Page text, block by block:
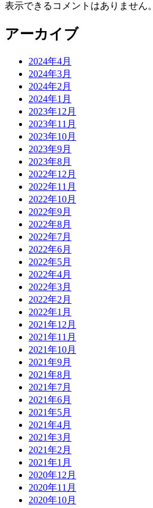
表示できるコメントはありません。
アーカイブ
2024年4月
2024年3月
2024年2月
2024年1月
2023年12月
2023年11月
2023年10月
2023年9月
2023年8月
2022年12月
2022年11月
2022年10月
2022年9月
2022年8月
2022年7月
2022年6月
2022年5月
2022年4月
2022年3月
2022年2月
2022年1月
2021年12月
2021年11月
2021年10月
2021年9月
2021年8月
2021年7月
2021年6月
2021年5月
2021年4月
2021年3月
2021年2月
2021年1月
2020年12月
2020年11月
2020年10月